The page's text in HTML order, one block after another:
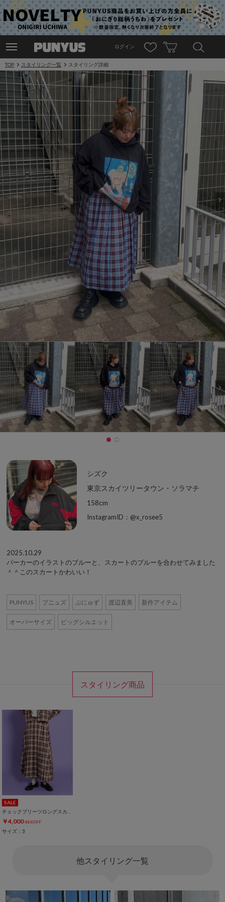
ログイン
TOP スタイリング一覧 スタイリング詳細
シズク
東京スカイツリータウン・ソラマチ
158cm
InstagramID：@x_rosee5
2025.10.29
パーカーのイラストのブルーと、スカートのブルーを合わせてみました
＾＾このスカートかわいい！
PUNYUS プニュズ ぷにゅず 渡辺直美 新作アイテム
オーバーサイズ ビッグシルエット
スタイリング商品
SALE
￥4,000 48%OFF
サイズ：3
他スタイリング一覧